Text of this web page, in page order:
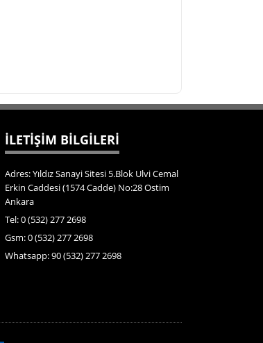
İLETİŞİM BİLGİLERİ
Adres: Yıldız Sanayi Sitesi 5.Blok Ulvi Cemal
Erkin Caddesi (1574 Cadde) No:28 Ostim
Ankara
Tel: 0 (532) 277 2698
Gsm: 0 (532) 277 2698
Whatsapp: 90 (532) 277 2698